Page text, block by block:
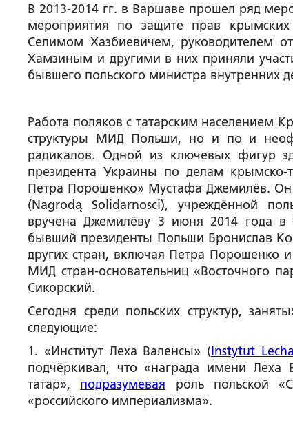
В 2013-2014 гг. в Варшаве прошел ряд
мероприятия по защите прав крымских
Селимом Хазбиевичем, руководителем
Хамзиным и другими в них приняли
бывшего польского министра внутренних
Работа поляков с татарским населением
структуры МИД Польши, но и по и
радикалов. Одной из ключевых фигур
президента Украины по делам крымско-
Петра Порошенко» Мустафа Джемилёв.
(Nagrodą Solidarnosci), учреждённой
вручена Джемилёву 3 июня 2014 года в
бывший президенты Польши Бронислав
других стран, включая Петра
МИД стран-основательниц «Восточного
Сикорский.
Сегодня среди польских структур,
следующие:
1. «Институт Леха Валенсы» ( Instytut
подчёркивал, что «награда имени Леха
татар», подразумевая роль польской
«российского империализма».